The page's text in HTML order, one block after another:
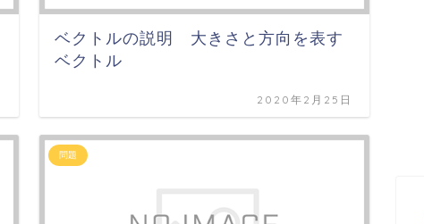
ベクトルの説明 大きさと方向を表す
ベクトル
2020年2月25日
問題